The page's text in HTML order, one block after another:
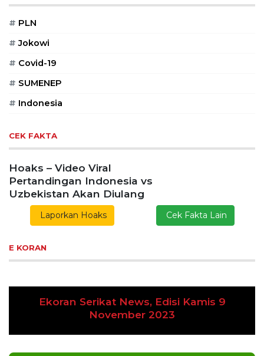
# PLN
# Jokowi
# Covid-19
# SUMENEP
# Indonesia
CEK FAKTA
Hoaks – Video Viral
Pertandingan Indonesia vs
Uzbekistan Akan Diulang
Laporkan Hoaks Cek Fakta Lain
E KORAN
Ekoran Serikat News, Edisi Kamis 9
November 2023